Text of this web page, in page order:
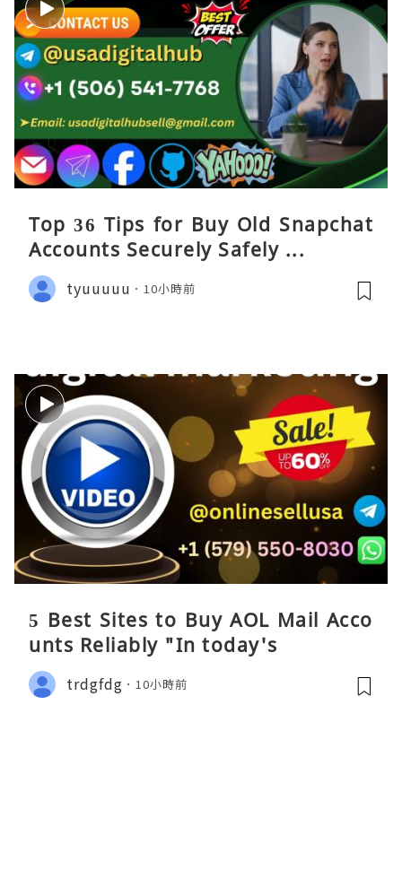
Top 36 Tips for Buy Old Snapchat
Accounts Securely Safely ...
tyuuuuu 10小時前
5 Best Sites to Buy AOL Mail Acco
unts Reliably "In today's
trdgfdg 10小時前